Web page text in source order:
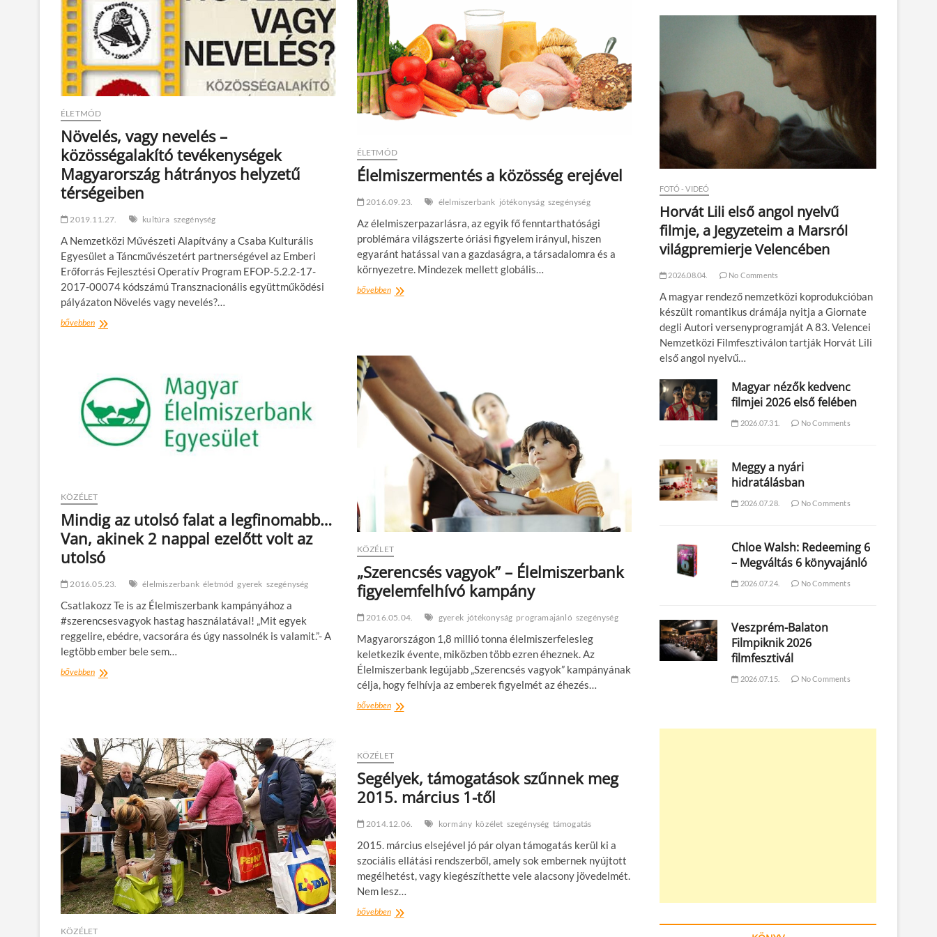
ÉLETMÓD
Növelés, vagy nevelés –
közösségalakító tevékenységek
Magyarország hátrányos helyzetű
térségeiben
2019.11.27. kultúra szegénység
A Nemzetközi Művészeti Alapítvány a Csaba Kulturális
Egyesület a Táncművészetért partnerségével az Emberi
Erőforrás Fejlesztési Operatív Program EFOP-5.2.2-17-
2017-00074 kódszámú Transznacionális együttműködési
pályázaton Növelés vagy nevelés?…
bővebbenNövelés,
tevékenységek
Magyarország
hátrányos
helyzetű
térségeiben
ÉLETMÓD
Élelmiszermentés a közösség erejével
2016.09.23. élelmiszerbank jótékonyság szegénység
Az élelmiszerpazarlásra, az egyik fő fenntarthatósági
problémára világszerte óriási figyelem irányul, hiszen
egyaránt hatással van a gazdaságra, a társadalomra és a
környezetre. Mindezek mellett globális…
bővebbenÉlelmiszermentés
KÖZÉLET
Mindig az utolsó falat a legfinomabb…
Van, akinek 2 nappal ezelőtt volt az
utolsó
2016.05.23. élelmiszerbank életmód gyerek szegénység
Csatlakozz Te is az Élelmiszerbank kampányához a
#szerencsesvagyok hastag használatával! „Mit egyek
reggelire, ebédre, vacsorára és úgy nassolnék is valamit.”- A
legtöbb ember bele sem…
bővebbenMindig
Van,
akinek
2
nappal
ezelőtt
volt
az
utolsó
KÖZÉLET
„Szerencsés vagyok” – Élelmiszerbank
figyelemfelhívó kampány
2016.05.04. gyerek jótékonyság programajánló szegénység
Magyarországon 1,8 millió tonna élelmiszerfelesleg
keletkezik évente, miközben több ezren éheznek. Az
Élelmiszerbank legújabb „Szerencsés vagyok” kampányának
célja, hogy felhívja az emberek figyelmét az éhezés…
bővebben„Szerencsés
figyelemfelhívó
KÖZÉLET
KÖZÉLET
Segélyek, támogatások szűnnek meg
2015. március 1-től
2014.12.06. kormány közélet szegénység támogatás
2015. március elsejével jó pár olyan támogatás kerül ki a
szociális ellátási rendszerből, amely sok embernek nyújtott
megélhetést, vagy kiegészíthette vele alacsony jövedelmét.
Nem lesz…
bővebbenSegélyek,
FOTÓ - VIDEÓ
Horvát Lili első angol nyelvű
filmje, a Jegyzeteim a Marsról
világpremierje Velencében
2026.08.04. No Comments
A magyar rendező nemzetközi koprodukcióban
készült romantikus drámája nyitja a Giornate
degli Autori versenyprogramját A 83. Velencei
Nemzetközi Filmfesztiválon tartják Horvát Lili
első angol nyelvű…
Magyar nézők kedvenc
filmjei 2026 első felében
2026.07.31. No Comments
Meggy a nyári
hidratálásban
2026.07.28. No Comments
Chloe Walsh: Redeeming 6
– Megváltás 6 könyvajánló
2026.07.24. No Comments
Veszprém-Balaton
Filmpiknik 2026
filmfesztivál
2026.07.15. No Comments